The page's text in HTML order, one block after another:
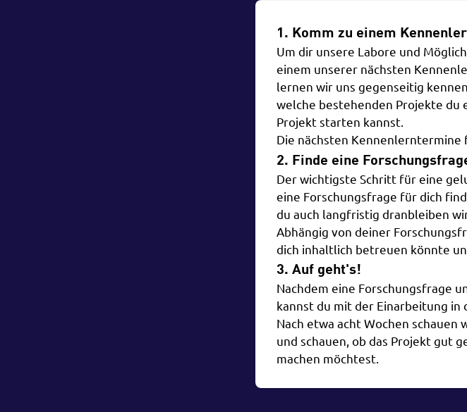
1. Komm zu einem
Um dir unsere Labore und
einem unserer nächsten
lernen wir uns gegenseitig
welche bestehenden Projekte du
Projekt starten kannst.
Die nächsten
2. Finde eine
Der wichtigste Schritt für eine
eine Forschungsfrage für dich
du auch langfristig dranbleiben
Abhängig von deiner
dich inhaltlich betreuen könnte
3. Auf geht's!
Nachdem eine Forschungsfrage
kannst du mit der Einarbeitung in
Nach etwa acht Wochen
und schauen, ob das Projekt gut
machen möchtest.